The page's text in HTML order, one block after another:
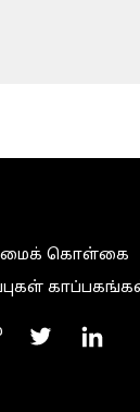
கொள்கை